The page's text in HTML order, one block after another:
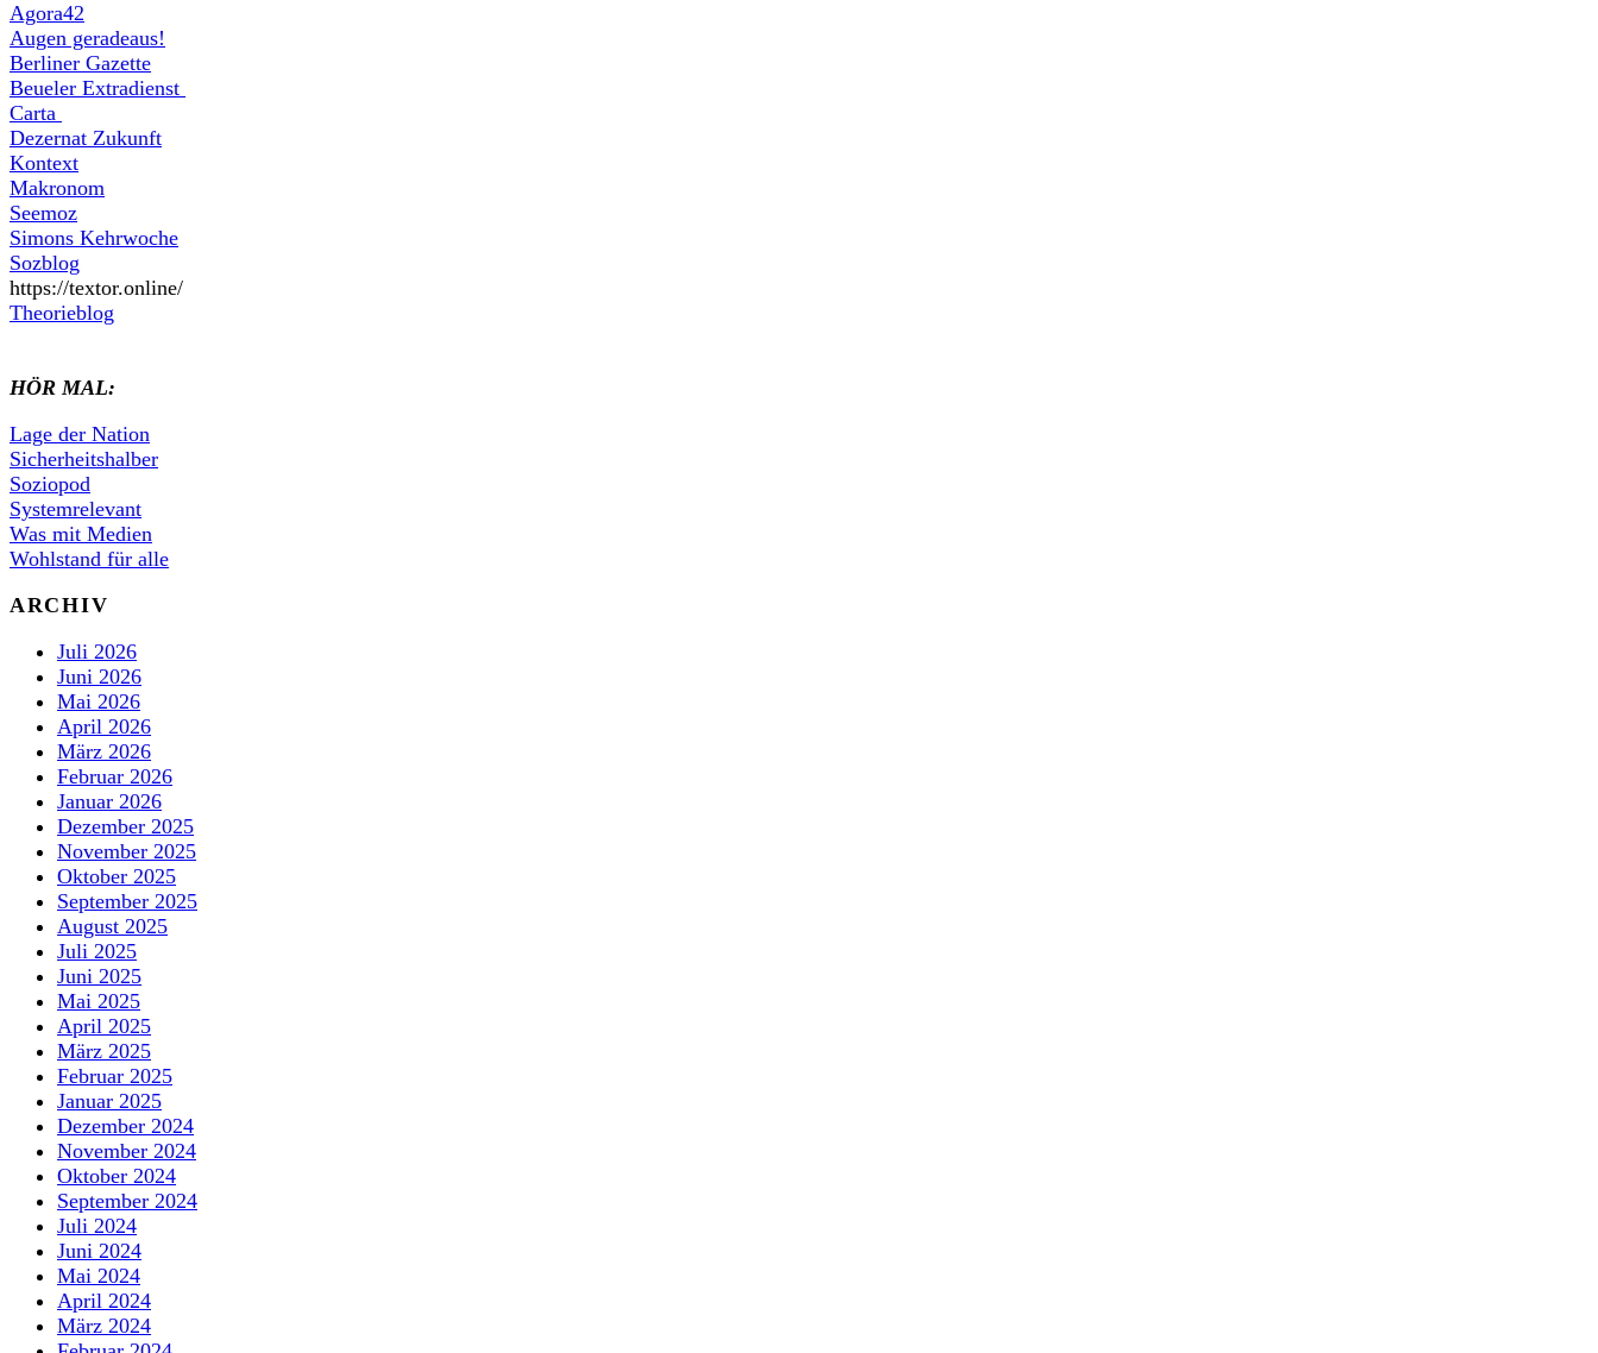
Agora42
Augen geradeaus!
Berliner Gazette
Beueler Extradienst
Carta
Dezernat Zukunft
Kontext
Makronom
Seemoz
Simons Kehrwoche
Sozblog
https://textor.online/
Theorieblog
HÖR MAL:
Lage der Nation
Sicherheitshalber
Soziopod
Systemrelevant
Was mit Medien
Wohlstand für alle
ARCHIV
Juli 2026
Juni 2026
Mai 2026
April 2026
März 2026
Februar 2026
Januar 2026
Dezember 2025
November 2025
Oktober 2025
September 2025
August 2025
Juli 2025
Juni 2025
Mai 2025
April 2025
März 2025
Februar 2025
Januar 2025
Dezember 2024
November 2024
Oktober 2024
September 2024
Juli 2024
Juni 2024
Mai 2024
April 2024
März 2024